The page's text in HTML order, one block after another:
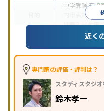
中学受験高校
内申点対策
推薦入試対策
特待生・奨学
校生に対応オ
近く
専門家の評価・評判は？
スタディスタジ
鈴木孝一